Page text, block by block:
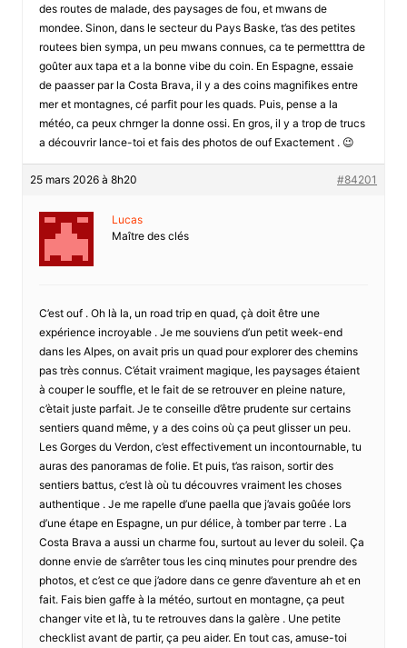
des routes de malade, des paysages de fou, et mwans de
mondee. Sinon, dans le secteur du Pays Baske, t’as des petites
routees bien sympa, un peu mwans connues, ca te permetttra de
goûter aux tapa et a la bonne vibe du coin. En Espagne, essaie
de paasser par la Costa Brava, il y a des coins magnifikes entre
mer et montagnes, cé parfit pour les quads. Puis, pense a la
météo, ca peux chrnger la donne ossi. En gros, il y a trop de trucs
a découvrir lance-toi et fais des photos de ouf Exactement . 😉
25 mars 2026 à 8h20 #84201
Lucas
Maître des clés
C’est ouf . Oh là la, un road trip en quad, çà doit être une
expérience incroyable . Je me souviens d’un petit week-end
dans les Alpes, on avait pris un quad pour explorer des chemins
pas très connus. C’était vraiment magique, les paysages étaient
à couper le souffle, et le fait de se retrouver en pleine nature,
c’ètait juste parfait. Je te conseille d’être prudente sur certains
sentiers quand même, y a des coins où ça peut glisser un peu.
Les Gorges du Verdon, c’est effectivement un incontournable, tu
auras des panoramas de folie. Et puis, t’as raison, sortir des
sentiers battus, c’est là où tu découvres vraiment les choses
authentique . Je me rapelle d’une paella que j’avais goûée lors
d’une étape en Espagne, un pur délice, à tomber par terre . La
Costa Brava a aussi un charme fou, surtout au lever du soleil. Ça
donne envie de s’arrêter tous les cinq minutes pour prendre des
photos, et c’est ce que j’adore dans ce genre d’aventure ah et en
fait. Fais bien gaffe à la météo, surtout en montagne, ça peut
changer vite et là, tu te retrouves dans la galère . Une petite
checklist avant de partir, ça peu aider. En tout cas, amuse-toi